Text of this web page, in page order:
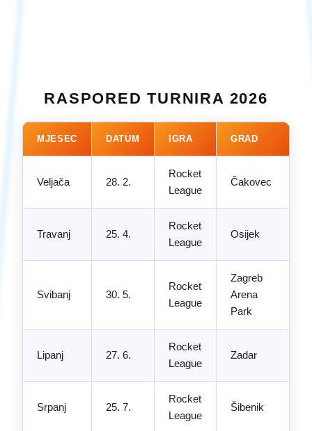
RASPORED TURNIRA 2026
MJESEC DATUM IGRA GRAD
Veljača 28. 2.
Rocket
League
Čakovec
Travanj 25. 4.
Rocket
League
Osijek
Svibanj 30. 5.
Rocket
League
Zagreb
Arena
Park
Lipanj 27. 6.
Rocket
League
Zadar
Srpanj 25. 7.
Rocket
League
Šibenik